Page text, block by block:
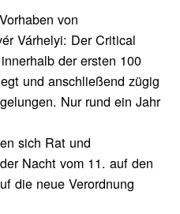
von
Várhelyi: Der Critical
der ersten 100
und anschließend zügig
Nur rund ein Jahr
sich Rat und
Nacht vom 11. auf den
die neue Verordnung